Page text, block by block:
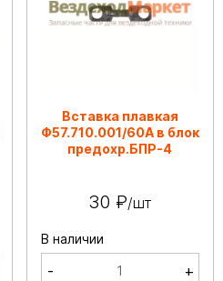
Вставка плавкая
Ф57.710.001/60А в блок
предохр.БПР-4
30 ₽/шт
В наличии
- +